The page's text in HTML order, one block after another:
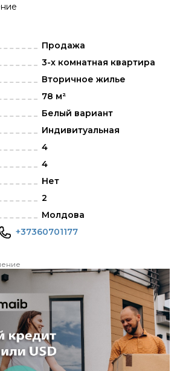
Продажа
3-х комнатная квартира
Вторичное жилье
78 м²
Белый вариант
Индивитуальная
4
4
Нет
2
Молдова
+37360701177